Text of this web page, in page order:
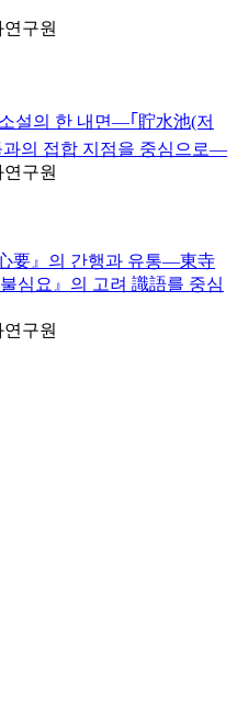
구원
설의 한 내면―｢貯水池(저
과의 접합 지점을 중심으로―
구원
要』의 간행과 유통―東寺
심요』의 고려 識語를 중심
구원